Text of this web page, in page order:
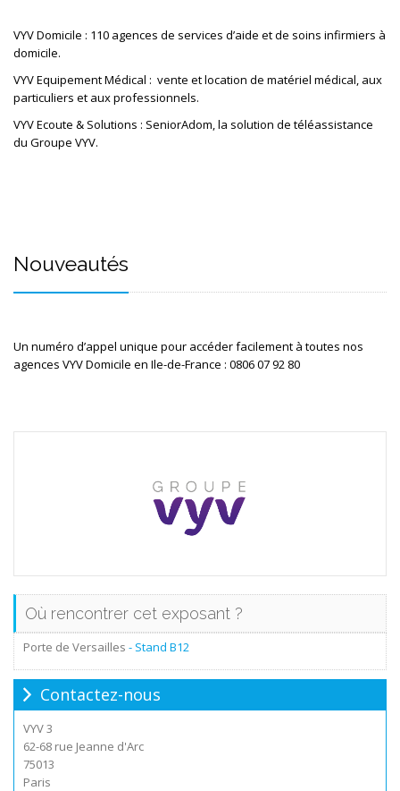
VYV Domicile : 110 agences de services d’aide et de soins infirmiers à
domicile.
VYV Equipement Médical :  vente et location de matériel médical, aux
particuliers et aux professionnels.
VYV Ecoute & Solutions : SeniorAdom, la solution de téléassistance
du Groupe VYV.
Nouveautés
Un numéro d’appel unique pour accéder facilement à toutes nos
agences VYV Domicile en Ile-de-France : 0806 07 92 80
Où rencontrer cet exposant ?
Porte de Versailles - Stand B12
Contactez-nous
VYV 3
62-68 rue Jeanne d'Arc
75013
Paris